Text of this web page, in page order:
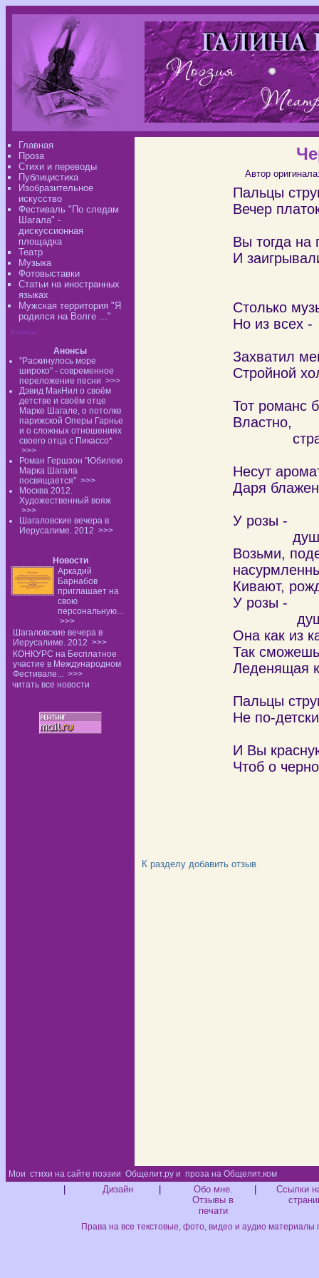
Главная
Проза
Стихи и переводы
Публицистика
Изобразительное
искусство
Фестиваль "По следам
Шагала" -
дискуссионная
площадка
Театр
Музыка
Фотовыставки
Статьи на иностранных
языках
Мужская территория "Я
родился на Волге ..."
Анонсы:
Анонсы
"Раскинулось море
широко" - современное
переложение песни >>>
Дэвид МакНил о своём
детстве и своём отце
Марке Шагале, о потолке
парижской Оперы Гарнье
и о сложных отношениях
своего отца с Пикассо*
>>>
Роман Гершзон "Юбилею
Марка Шагала
посвящается" >>>
Москва 2012.
Художественный вояж
>>>
Шагаловские вечера в
Иерусалиме. 2012 >>>
Новости
Аркадий
Барнабов
приглашает на
свою
персональную...
>>>
Шагаловские вечера в
Иерусалиме. 2012 >>>
КОНКУРС на Бесплатное
участие в Международном
Фестивале... >>>
читать все новости
Автор
Пальцы
Вечер
Вы тогда на
И
Столько
Но из всех -
Захватил
Стройной
Тот романс
Властно,
Несут
Даря
У розы -
душа
Возьми,
Кивают,
У розы -
душа
Она как из
Так
Леденящая
Пальцы
Не по-детски
И Вы
Чтоб о
К разделу добавить отзыв
Мои стихи на сайте поэзии Общелит.ру и проза на Общелит.ком
Дизайн
Обо мне.
Отзывы в
печати
Ссылки
Права на все текстовые, фото, видео и аудио